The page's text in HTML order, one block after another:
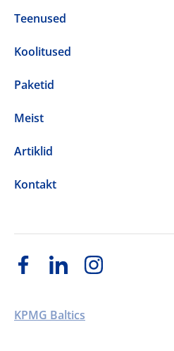
Teenused
Koolitused
Paketid
Meist
Artiklid
Kontakt
KPMG Baltics